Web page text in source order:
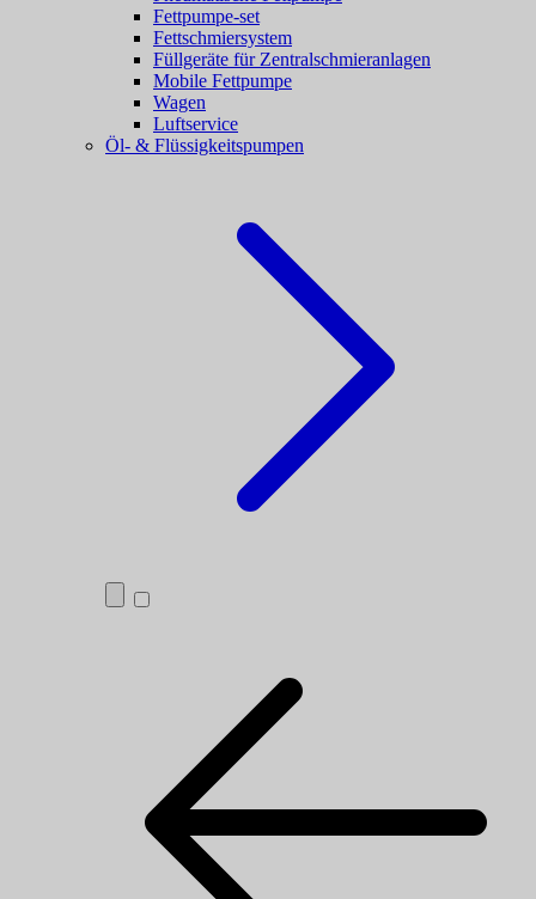
Fettpumpe-set
Fettschmiersystem
Füllgeräte für Zentralschmieranlagen
Mobile Fettpumpe
Wagen
Luftservice
Öl- & Flüssigkeitspumpen